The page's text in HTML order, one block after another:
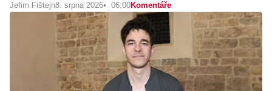
Jefim Fištejn8. srpna 2026 06:00Komentáře